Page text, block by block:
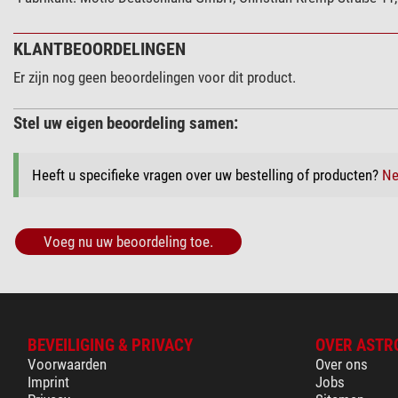
Video function
Megapixel
Kleurencamera
Sensor
Sensor size (″)
Frame rate (fps)
Min. belichtingstijd (ms)
Max. Belichtingstijd (ms)
Gevoeligheid (mV/s)
KLANTBEOORDELINGEN
Er zijn nog geen beoordelingen voor dit product.
Stel uw eigen beoordeling samen:
Heeft u specifieke vragen over uw bestelling of producten?
Voeg nu uw beoordeling toe.
BEVEILIGING & PRIVACY
Voorwaarden
Imprint
OVER
Over ons
Jobs